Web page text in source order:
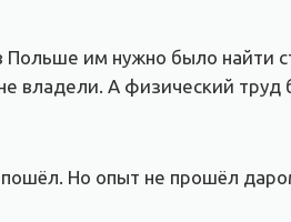
Польше им нужно было найти
владели. А физический труд
Но опыт не прошёл